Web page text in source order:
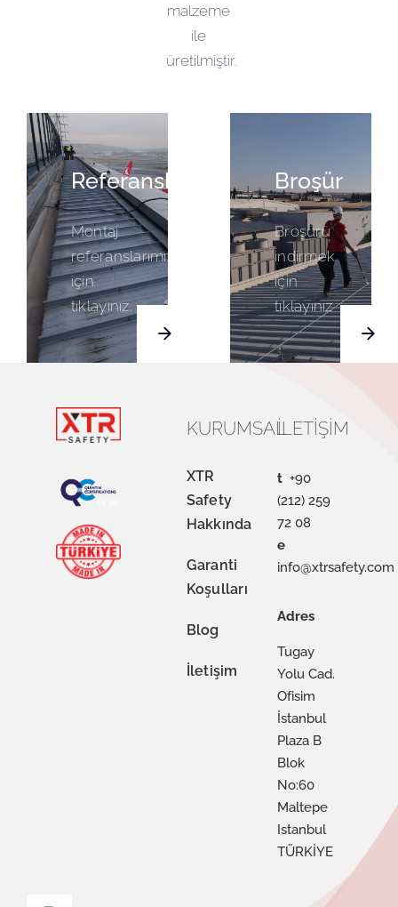
malzeme
ile
üretilmiştir.
Referanslarımız
Montaj
referanslarımızı
için
tıklayınız.
Broşür
Broşürü
indirmek
için
tıklayınız
KURUMSAL
XTR
Safety
Hakkında
Garanti
Koşulları
Blog
İletişim
İLETIŞIM
t +90
(212) 259
72 08
e
info@xtrsafety.com
Adres
Tugay
Yolu Cad.
Ofisim
İstanbul
Plaza B
Blok
No:60
Maltepe
Istanbul
TÜRKİYE